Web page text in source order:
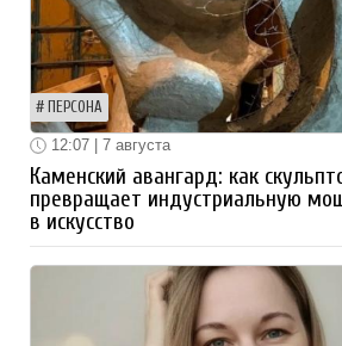
ПЕРСОНА
12:07 | 7 августа
Каменский авангард: как
превращает индустриальную
в искусство